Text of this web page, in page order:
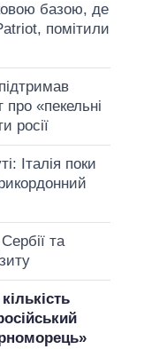
базою, де
помітили
про «пекельні
росії
Італія поки
та